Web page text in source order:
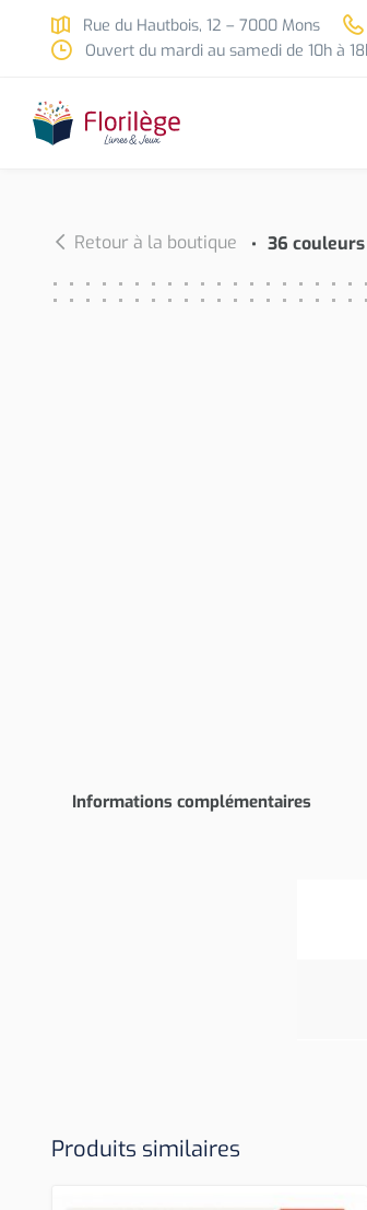
Skip to main content
Rue du Hautbois, 12 – 7000 Mons
Ouvert du mardi au samedi de 10h à
Retour à la boutique 36
Informations complémentaires
Produits similaires